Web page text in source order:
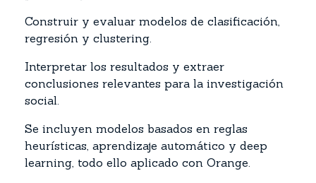
Construir y evaluar modelos de clasificación,
regresión y clustering.
Interpretar los resultados y extraer
conclusiones relevantes para la investigación
social.
Se incluyen modelos basados en reglas
heurísticas, aprendizaje automático y deep
learning, todo ello aplicado con Orange.